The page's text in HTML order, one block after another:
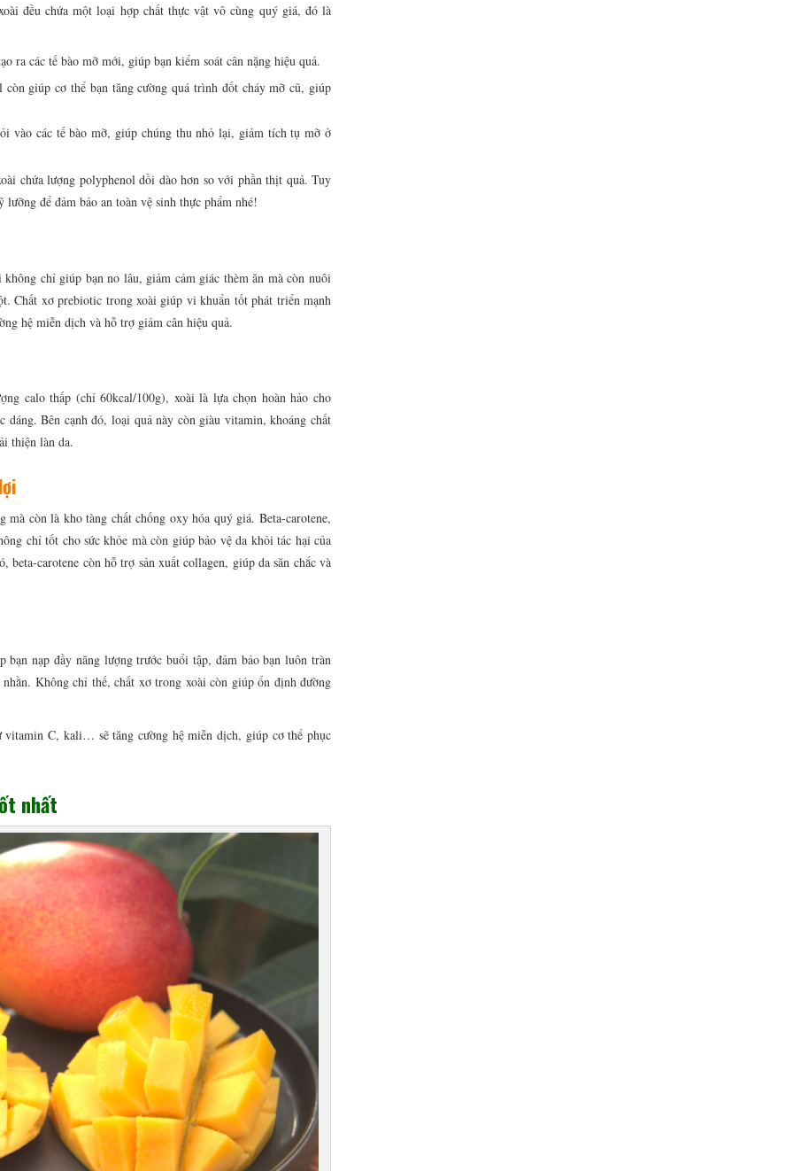
đều chứa một loại hợp chất thực vật vô cùng quý giá, đó là
ra các tế bào mỡ mới, giúp bạn kiểm soát cân nặng hiệu quả.
giúp cơ thể bạn tăng cường quá trình đốt cháy mỡ cũ, giúp
vào các tế bào mỡ, giúp chúng thu nhỏ lại, giảm tích tụ mỡ ở
chứa lượng polyphenol dồi dào hơn so với phần thịt quả. Tuy
để đảm bảo an toàn vệ sinh thực phẩm nhé!
chỉ giúp bạn no lâu, giảm cảm giác thèm ăn mà còn nuôi
Chất xơ prebiotic trong xoài giúp vi khuẩn tốt phát triển mạnh
hệ miễn dịch và hỗ trợ giảm cân hiệu quả.
calo thấp (chỉ 60kcal/100g), xoài là lựa chọn hoàn hảo cho
Bên cạnh đó, loại quả này còn giàu vitamin, khoáng chất
thiện làn da.
còn là kho tàng chất chống oxy hóa quý giá. Beta-carotene,
chỉ tốt cho sức khỏe mà còn giúp bảo vệ da khỏi tác hại của
beta-carotene còn hỗ trợ sản xuất collagen, giúp da săn chắc và
nạp đầy năng lượng trước buổi tập, đảm bảo bạn luôn tràn
Không chỉ thế, chất xơ trong xoài còn giúp ổn định đường
vitamin C, kali… sẽ tăng cường hệ miễn dịch, giúp cơ thể phục
nhất